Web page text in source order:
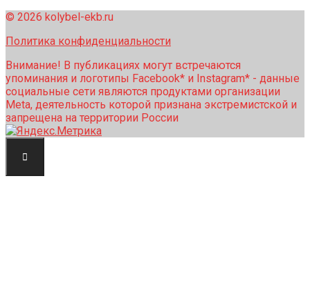
© 2026 kolybel-ekb.ru
Политика конфиденциальности
Внимание! В публикациях могут встречаются
упоминания и логотипы Facebook* и Instagram* - данные
социальные сети являются продуктами организации
Meta, деятельность которой признана экстремистской и
запрещена на территории России